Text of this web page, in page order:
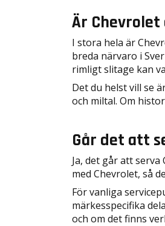
Är
I stora hela är
breda närvaro i
rimligt slitage kan
Det du helst vill se
och miltal. Om
Går det att
Ja, det går att
med Chevrolet, så
För vanliga
märkesspecifika
och om det finns